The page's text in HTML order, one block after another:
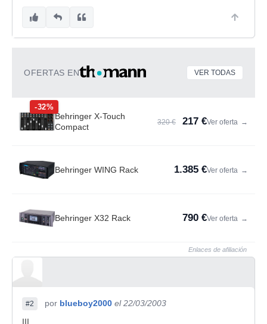
OFERTAS EN VER TODAS
-32%
Behringer X-Touch
Compact
320 € 217 €Ver oferta →
Behringer WING Rack 1.385 €Ver oferta →
Behringer X32 Rack 790 €Ver oferta →
Enlaces de afiliación
#2 por blueboy2000 el 22/03/2003